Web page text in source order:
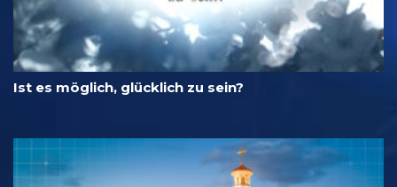
Ist es möglich, glücklich zu sein?